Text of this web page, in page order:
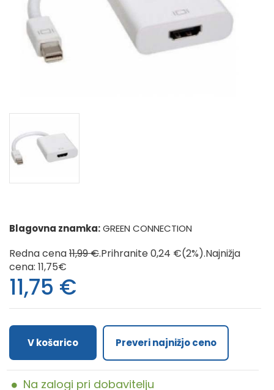
Blagovna znamka:GREEN CONNECTION
Redna cena11,99 €.Prihranite 0,24 €(2%).Najnižja
cena: 11,75€
11,75 €
V košarico Preveri najnižjo ceno
Na zalogi pri dobavitelju